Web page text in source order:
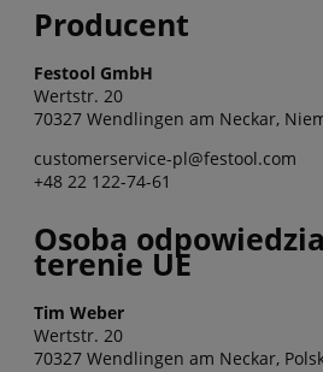
Producent
Festool GmbH
Wertstr. 20
70327 Wendlingen am Neckar,
customerservice-pl@festool.com
+48 22 122-74-61
Osoba
terenie UE
Tim Weber
Wertstr. 20
70327 Wendlingen am Neckar,